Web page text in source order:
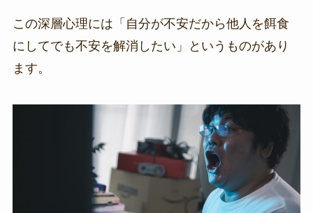
この深層心理には「自分が不安だから他人を餌食
にしてでも不安を解消したい」というものがあり
ます。